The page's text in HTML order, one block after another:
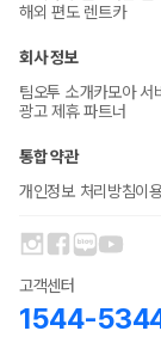
해외 편도 렌트카
회사 정보
팀오투 소개카모아 서
광고 제휴 파트너
통합 약관
개인정보 처리방침이
고객센터
1544-